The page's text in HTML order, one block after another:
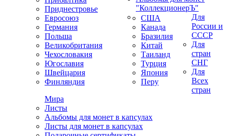
Приднестровье
Евросоюз
Германия
Польша
Великобритания
Чехословакия
Югославия
Швейцария
Финляндия
США
Канада
Бразилия
Китай
Таиланд
Турция
Япония
Перу
"КоллекционерЪ"
Для
России и
СССР
Для
стран
СНГ
Для
Всех
стран
Мира
Листы
Альбомы для монет в капсулах
Листы для монет в капсулах